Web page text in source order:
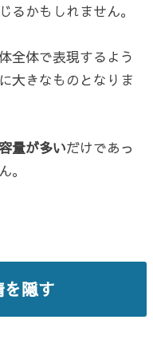
るかもしれません。
全体で表現するよう
大きなものとなりま
量が多いだけであっ
。
隠す